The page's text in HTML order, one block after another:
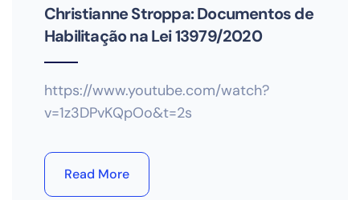
Christianne Stroppa: Documentos de
Habilitação na Lei 13979/2020
https://www.youtube.com/watch?
v=1z3DPvKQpOo&t=2s
Read More